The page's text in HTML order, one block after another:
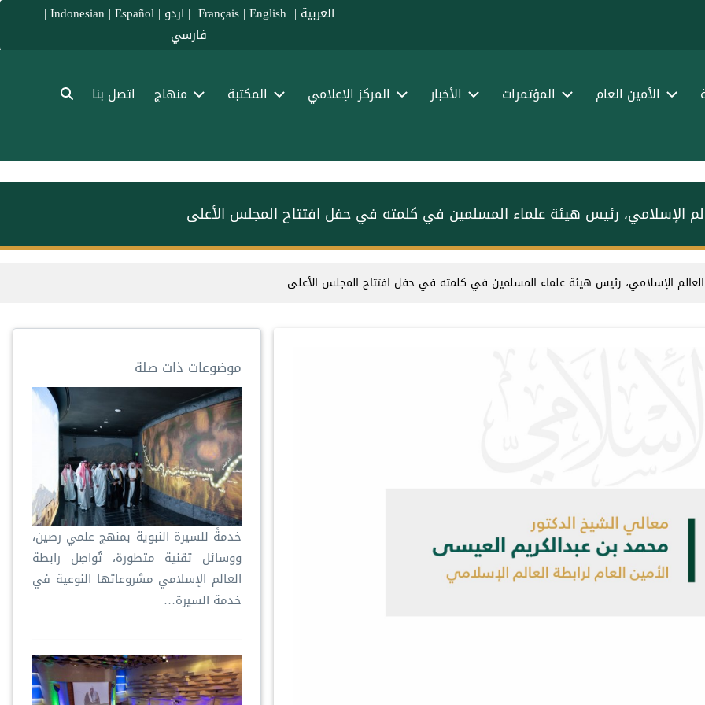
العربية |
Français
| English
| اردو |
Indonesian | Español
|
فارسي
الأمين العام المؤتمرات الأخبار المركز الإعلامي المكتبة منهاج اتصل بنا
الإسلامي، رئيس هيئة علماء المسلمين في كلمته في حفل افتتاح المجلس الأعلى
الإسلامي، رئيس هيئة علماء المسلمين في كلمته في حفل افتتاح المجلس الأعلى
موضوعات ذات صلة
خدمةً للسيرة النبوية بمنهج علمي رصين،
ووسائل تقنية متطورة، تُواصِل رابطة
العالم الإسلامي مشروعاتها النوعية في
خدمة السيرة…